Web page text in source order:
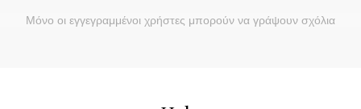
Μόνο οι εγγεγραμμένοι χρήστες μπορούν να γράψουν σχόλια